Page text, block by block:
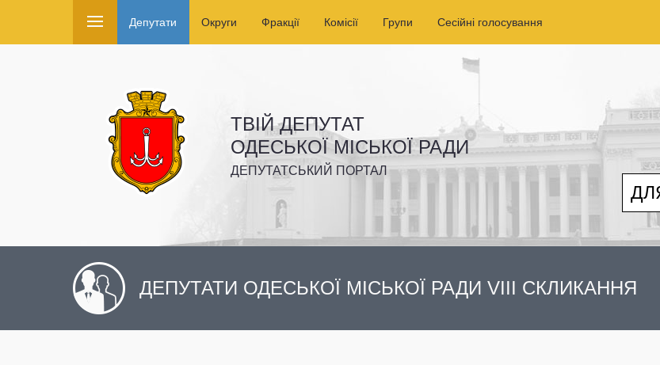
Депутати Округи Фракції Комісії Групи Сесійні голосування
ТВІЙ ДЕПУТАТ
ОДЕСЬКОЇ МІСЬКОЇ РАДИ
ДЕПУТАТСЬКИЙ ПОРТАЛ
ДЕПУТАТИ ОДЕСЬКОЇ МІСЬКОЇ РАДИ VIII СКЛИКАННЯ